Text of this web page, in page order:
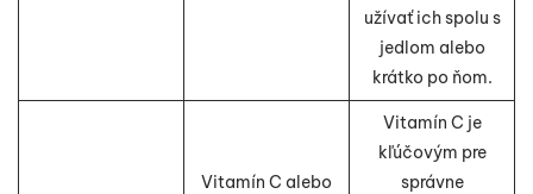
užívať ich spolu s
jedlom alebo
krátko po ňom.
Vitamín C alebo
Vitamín C je
kľúčovým pre
správne